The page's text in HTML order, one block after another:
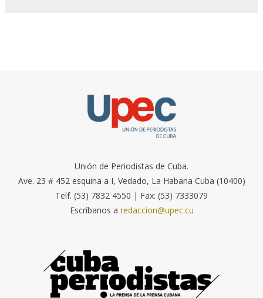
Unión de Periodistas de Cuba.
Ave. 23 # 452 esquina a I, Vedado, La Habana Cuba (10400)
Telf. (53) 7832 4550 | Fax: (53) 7333079
Escríbanos a redaccion@upec.cu